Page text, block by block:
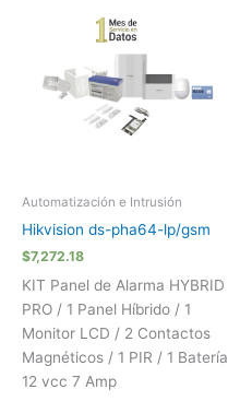
Automatización e Intrusión
Hikvision ds-pha64-lp/gsm
$7,272.18
KIT Panel de Alarma HYBRID
PRO / 1 Panel Híbrido / 1
Monitor LCD / 2 Contactos
Magnéticos / 1 PIR / 1 Batería
12 vcc 7 Amp